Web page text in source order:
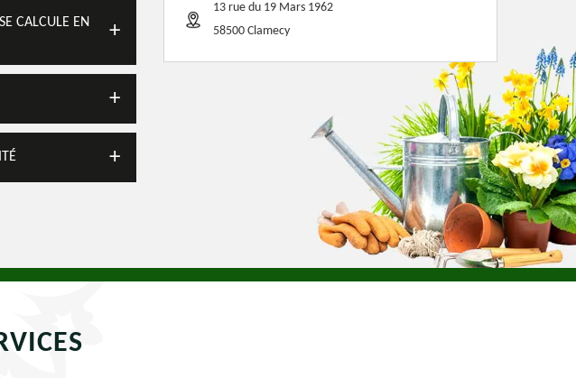
CALCULE EN
13 rue du 19 Mars 1962
58500 Clamecy